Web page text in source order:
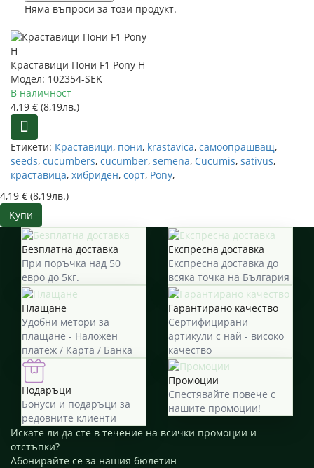
Няма въпроси за този продукт.
Краставици Пони F1 Pony H
Модел: 102354-SEK
В наличност
4,19 € (8,19лв.)
Етикети: Краставици, пони, krastavica, самоопрашващ,
seeds, cucumbers, cucumber, semena, Cucumis, sativus,
краставица, хибриден, сорт, Pony,
4,19 € (8,19лв.)
Купи
Безплатна доставка
При поръчка над 50
евро до 5кг.
Експресна доставка
Експресна доставка до
всяка точка на България
Плащане
Удобни метори за
плащане - Наложен
платеж / Карта / Банка
Гарантирано качество
Сертифицирани
артикули с най - високо
качество
Подаръци
Бонуси и подаръци за
редовните клиенти
Промоции
Спестявайте повече с
нашите промоции!
Искате ли да сте в течение на всички промоции и
отстъпки?
Абонирайте се за нашия бюлетин